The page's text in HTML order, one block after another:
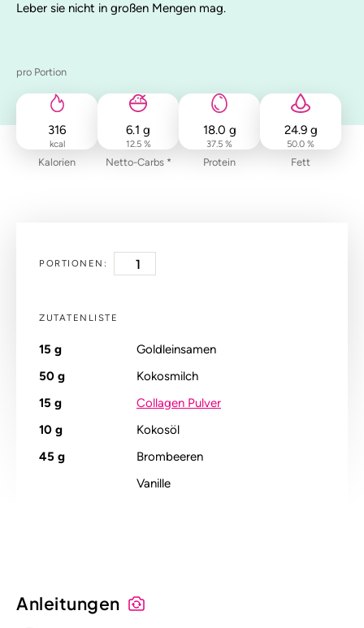
Leber sie nicht in großen Mengen mag.
pro Portion
316
kcal
Kalorien
6.1 g
12.5 %
Netto-Carbs *
18.0 g
37.5 %
Protein
24.9 g
50.0 %
Fett
PORTIONEN:
ZUTATENLISTE
15 g
Goldleinsamen
50 g
Kokosmilch
15 g
Collagen Pulver
10 g
Kokosöl
45 g
Brombeeren
Vanille
Anleitungen